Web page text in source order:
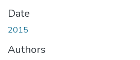
Date
2015
Authors